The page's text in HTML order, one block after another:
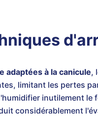
adaptées à la canicule,
limitant les pertes
inutilement le
considérablement